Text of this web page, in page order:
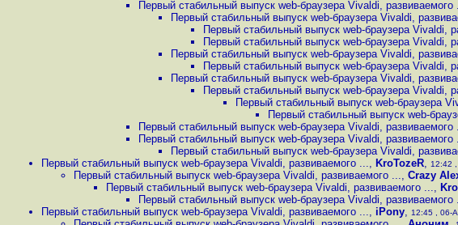
Первый стабильный выпуск web-браузера Vivaldi, развиваемого
Первый стабильный выпуск web-браузера Vivaldi,
Первый стабильный выпуск web-браузера Vivaldi,
Первый стабильный выпуск web-браузера Vivaldi,
Первый стабильный выпуск web-браузера Vivaldi,
Первый стабильный выпуск web-браузера Vivaldi,
Первый стабильный выпуск web-браузера Vivaldi,
Первый стабильный выпуск web-браузера Vivaldi,
Первый стабильный выпуск web-браузера
Первый стабильный выпуск web-
Первый стабильный выпуск web-браузера Vivaldi, развиваемого
Первый стабильный выпуск web-браузера Vivaldi, развиваемого
Первый стабильный выпуск web-браузера Vivaldi,
Первый стабильный выпуск web-браузера Vivaldi, развиваемого ..., KroTozeR, 12:42
Первый стабильный выпуск web-браузера Vivaldi, развиваемого ..., Crazy
Первый стабильный выпуск web-браузера Vivaldi, развиваемого ...,
Первый стабильный выпуск web-браузера Vivaldi, развиваемого
Первый стабильный выпуск web-браузера Vivaldi, развиваемого ..., iPony, 12:45 , 06-